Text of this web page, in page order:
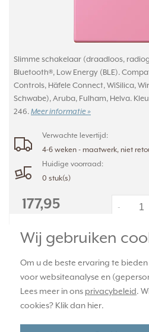
Wij gebruiken
Om u de beste ervaring te
voor websiteanalyse en
Lees meer in ons privacybeleid.
cookies? Klik dan hier.
Slimme schakelaar (draadloos,
Bluetooth®, Low Energy (BLE).
Controls, Häfele Connect, WiSilica,
Schwabe), Aruba, Fulham, Helva.
246. Meer informatie »
Verwachte levertijd:
4-6 weken - maatwerk, niet
Huidige voorraad:
0 stuk(s)
177,95 -
officiële JUNG dealer
365 dagen retourrecht